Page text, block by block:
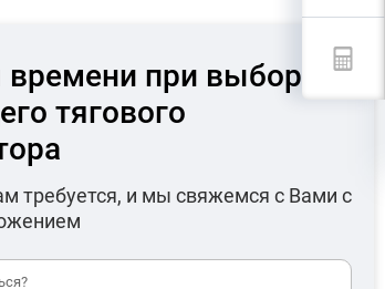
при выборе
тягового
требуется, и мы свяжемся с Вами с